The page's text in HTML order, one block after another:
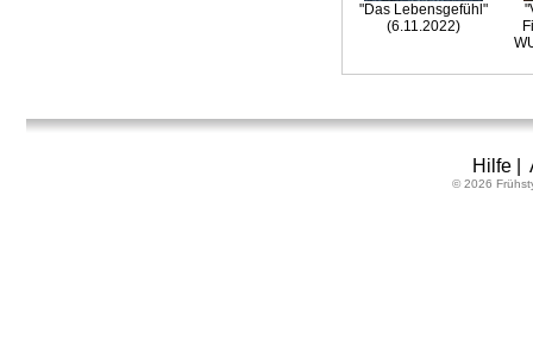
"Das Lebensgefühl"
(6.11.2022)
Hilfe|
© 2026